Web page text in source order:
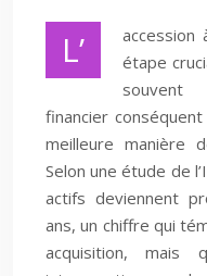
L’
étape
souvent
financier
meilleure manière
Selon une étude de
actifs deviennent
ans, un chiffre qui
acquisition, mais